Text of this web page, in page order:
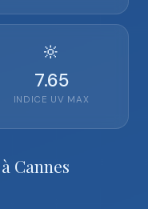
🔆
7.65
INDICE UV MAX
Cannes